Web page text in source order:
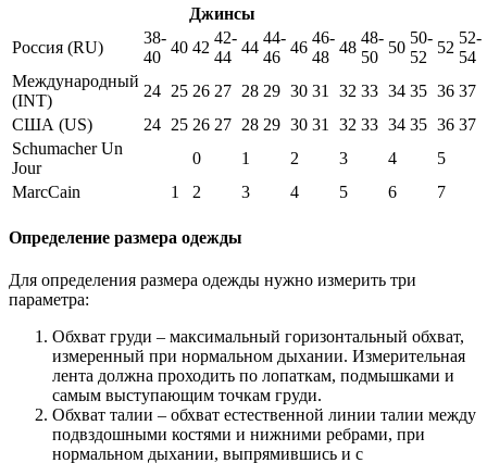
Джинсы
Россия (RU)
38-
40
40 42
42-
44
44
44-
46
46
46-
48
48
48-
50
50
50-
52
52
52-
54
Международный
(INT)
24 25 26 27 28 29 30 31 32 33 34 35 36 37
США (US)
24 25 26 27 28 29 30 31 32 33 34 35 36 37
Schumacher Un
Jour
0 1 2 3 4
5
MarcCain
1 2 3 4 5 6 7
Определение размера одежды
Для определения размера одежды нужно измерить три
параметра:
Обхват груди – максимальный горизонтальный обхват,
измеренный при нормальном дыхании. Измерительная
лента должна проходить по лопаткам, подмышками и
самым выступающим точкам груди.
Обхват талии – обхват естественной линии талии между
подвздошными костями и нижними ребрами, при
нормальном дыхании, выпрямившись и с